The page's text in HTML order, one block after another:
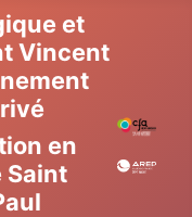
et
Vincent
en
Saint